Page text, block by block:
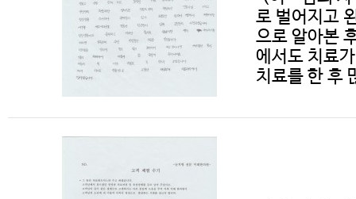
로 벌어지고
으로 알아본
에서도 치료
치료를 한 후